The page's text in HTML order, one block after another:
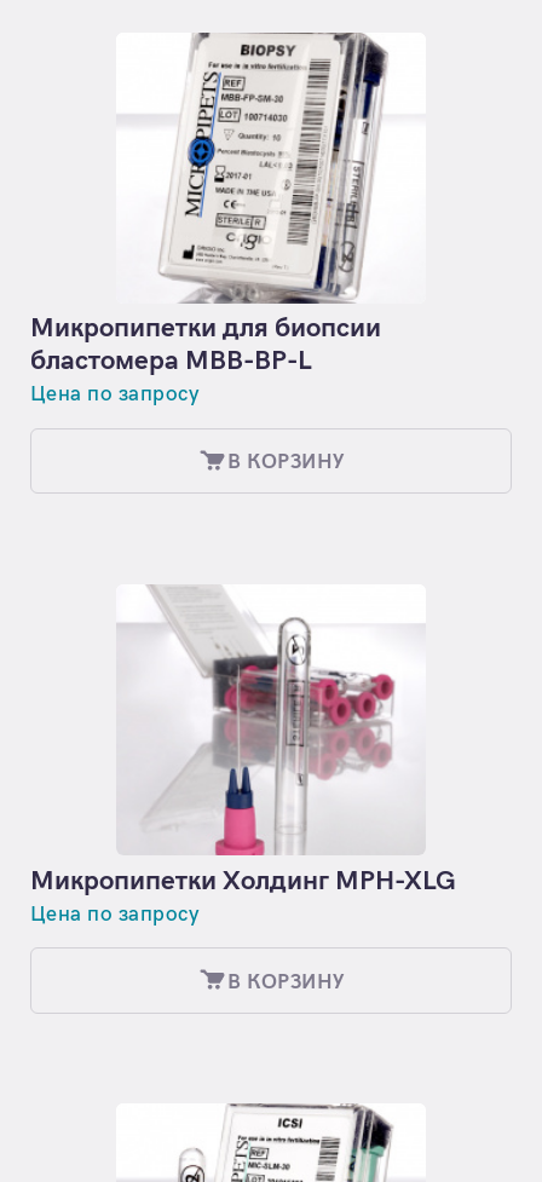
Микропипетки для биопсии
бластомера MBB-BP-L
Цена по запросу
В КОРЗИНУ
Микропипетки Холдинг MPH-XLG
Цена по запросу
В КОРЗИНУ